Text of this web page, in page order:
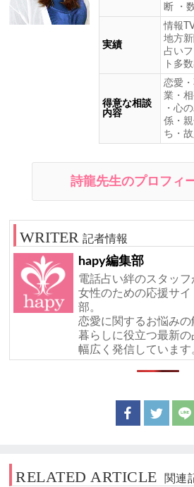
断 ・
実績
情報
地方
占い
ト多
得意な相談
内容
恋愛
業・
・心
係・
ち・
詩龍先生のプロフィ
記者情報
hapy編集部
電話占い絆のスタッフ
女性のための応援サ
部。
恋愛に関するお悩みの
暮らしに役立つ最新の
幅広く発信しています
RELATED ARTICLE 関連